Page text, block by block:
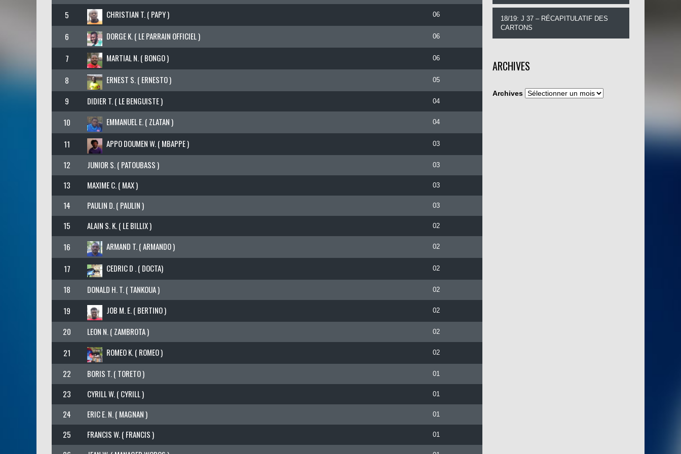
5 CHRISTIAN T. ( PAPY ) 06
6 DORGE K. ( LE PARRAIN OFFICIEL ) 06
7 MARTIAL N. ( BONGO ) 06
8 ERNEST S. ( ERNESTO ) 05
9 DIDIER T. ( LE BENGUISTE ) 04
10 EMMANUEL E. ( ZLATAN ) 04
11 APPO DOUMEN W. ( MBAPPE ) 03
12 JUNIOR S. ( PATOUBASS ) 03
13 MAXIME C. ( MAX ) 03
14 PAULIN D. ( PAULIN ) 03
15 ALAIN S. K. ( LE BILLIX ) 02
16 ARMAND T. ( ARMANDO ) 02
17 CEDRIC D . ( DOCTA) 02
18 DONALD H. T. ( TANKOUA ) 02
19 JOB M. E. ( BERTINO ) 02
20 LEON N. ( ZAMBROTA ) 02
21 ROMEO K. ( ROMEO ) 02
22 BORIS T. ( TORETO ) 01
23 CYRILL W. ( CYRILL ) 01
24 ERIC E. N. ( MAGNAN ) 01
25 FRANCIS W. ( FRANCIS ) 01
18/19: J 37 – RÉCAPITULATIF DES
CARTONS
ARCHIVES
Archives